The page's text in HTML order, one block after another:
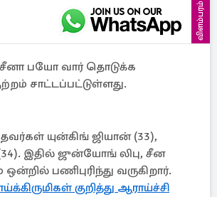
விளம்பரம்
சீனா பயோ வார் தொடுக்க
சாட்டப்பட்டுள்ளது.
யுன்கிங் ஜியான் (33),
இதில் ஜுன்யோங் லிபு, சீன
பணிபுரிந்து வருகிறார்.
குறித்து ஆராய்ச்சி